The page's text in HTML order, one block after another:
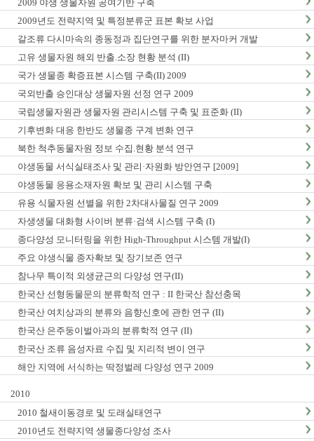
2009 야생 생물자원 공여기반 구축
2009년도 전략지역 및 특정분류군 표본 확보 사업
갈조류 다시마속의 종동정과 집단연구를 위한 분자마커 개발
고유 생물자원 해외 반출.소장 현황 분석 (II)
국가 생물종 확증표본 시스템 구축(II) 2009
국외반출 승인대상 생물자원 선정 연구 2009
국립생물자원관 생물자원 관리시스템 구축 및 표준화 (II)
기후변화 대응 한반도 생물종 구계 변화 연구
북한 척추동물자원 정보 수집.현황 분석 연구
야생동물 서식실태조사 및 관리·자원화 방안연구 [2009]
야생동물 응용소재자원 확보 및 관리 시스템 구축
유용 식물자원 선별을 위한 2차대사물질 연구 2009
자생생물 대화형 사이버 분류·검색 시스템 구축 (I)
종다양성 모니터링을 위한 High-Throughput 시스템 개발(I)
주요 야생식물 종자확보 및 장기보존 연구
참나무 특이적 외생균근의 다양성 연구(II)
한국산 선형동물문의 분류학적 연구 : II 한국산 참선충목
한국산 여치상과의 분류와 음향신호에 관한 연구 (II)
한국산 은주둥이벌아과의 분류학적 연구 (II)
한국산 조류 음성자료 수집 및 지리적 변이 연구
해안 지역에 서식하는 딱정벌레 다양성 연구 2009
2010
2010 철새이동경로 및 도래실태연구
2010년도 전략지역 생물종다양성 조사